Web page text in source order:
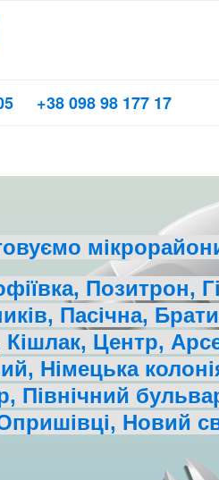
+38 098 98 177 17
Позитрон,
Пасічна,
Центр,
Німецька
Північний
Новий